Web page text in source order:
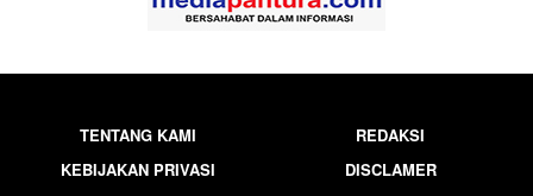
TENTANG KAMI
REDAKSI
KEBIJAKAN PRIVASI
DISCLAMER